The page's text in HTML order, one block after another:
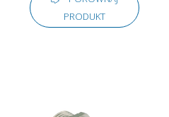
PRODUKT